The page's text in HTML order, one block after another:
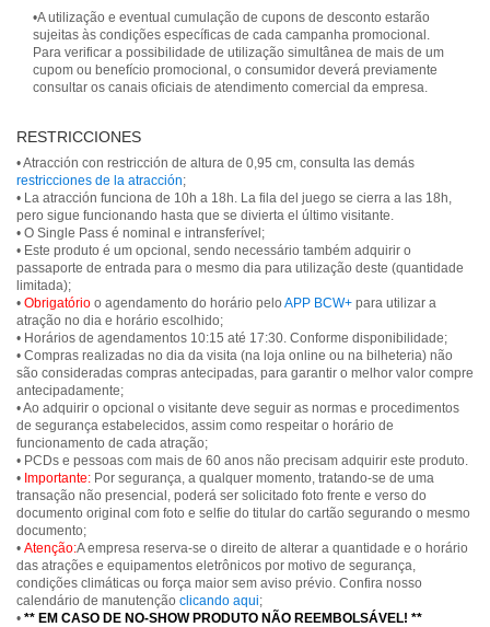
•A utilização e eventual cumulação de cupons de desconto estarão
sujeitas às condições específicas de cada campanha promocional.
Para verificar a possibilidade de utilização simultânea de mais de um
cupom ou benefício promocional, o consumidor deverá previamente
consultar os canais oficiais de atendimento comercial da empresa.
RESTRICCIONES
• Atracción con restricción de altura de 0,95 cm, consulta las demás
restricciones de la atracción;
• La atracción funciona de 10h a 18h. La fila del juego se cierra a las 18h,
pero sigue funcionando hasta que se divierta el último visitante.
• O Single Pass é nominal e intransferível;
• Este produto é um opcional, sendo necessário também adquirir o
passaporte de entrada para o mesmo dia para utilização deste (quantidade
limitada);
• Obrigatório o agendamento do horário pelo APP BCW+ para utilizar a
atração no dia e horário escolhido;
• Horários de agendamentos 10:15 até 17:30. Conforme disponibilidade;
• Compras realizadas no dia da visita (na loja online ou na bilheteria) não
são consideradas compras antecipadas, para garantir o melhor valor compre
antecipadamente;
• Ao adquirir o opcional o visitante deve seguir as normas e procedimentos
de segurança estabelecidos, assim como respeitar o horário de
funcionamento de cada atração;
• PCDs e pessoas com mais de 60 anos não precisam adquirir este produto.
• Importante: Por segurança, a qualquer momento, tratando-se de uma
transação não presencial, poderá ser solicitado foto frente e verso do
documento original com foto e selfie do titular do cartão segurando o mesmo
documento;
• Atenção:A empresa reserva-se o direito de alterar a quantidade e o horário
das atrações e equipamentos eletrônicos por motivo de segurança,
condições climáticas ou força maior sem aviso prévio. Confira nosso
calendário de manutenção clicando aqui;
• ** EM CASO DE NO-SHOW PRODUTO NÃO REEMBOLSÁVEL! **